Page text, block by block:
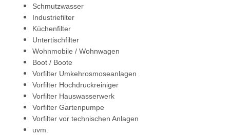
Schmutzwasser
Industriefilter
Küchenfilter
Untertischfilter
Wohnmobile / Wohnwagen
Boot / Boote
Vorfilter Umkehrosmoseanlagen
Vorfilter Hochdruckreiniger
Vorfilter Hauswasserwerk
Vorfilter Gartenpumpe
Vorfilter vor technischen Anlagen
uvm.